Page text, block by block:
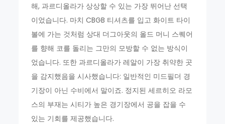
해, 과르디올라가 상상할 수 있는 가장 뛰어난 선택
이었습니다. 마치 CBGB 티셔츠를 입고 화이트 타이
볼에 가는 것처럼 상대 더그아웃의 올드 머니 스퀘어
를 향해 코를 돌리는 그만의 모방할 수 없는 방식이
었습니다. 또한 과르디올라가 레알이 가장 취약한 곳
을 감지했음을 시사했습니다: 일반적인 미드필더 경
기장이 아닌 수비에서 말이죠. 정지된 세르히오 라모
스의 부재는 시티가 높은 경기장에서 공을 잡을 수
있는 기회를 제공했습니다.